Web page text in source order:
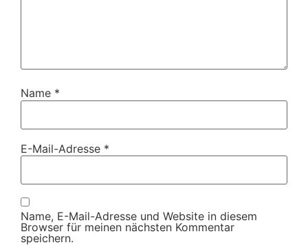
Name *
E-Mail-Adresse *
Name, E-Mail-Adresse und Website in diesem
Browser für meinen nächsten Kommentar
speichern.